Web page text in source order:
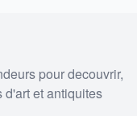
pour decouvrir,
d'art et antiquites